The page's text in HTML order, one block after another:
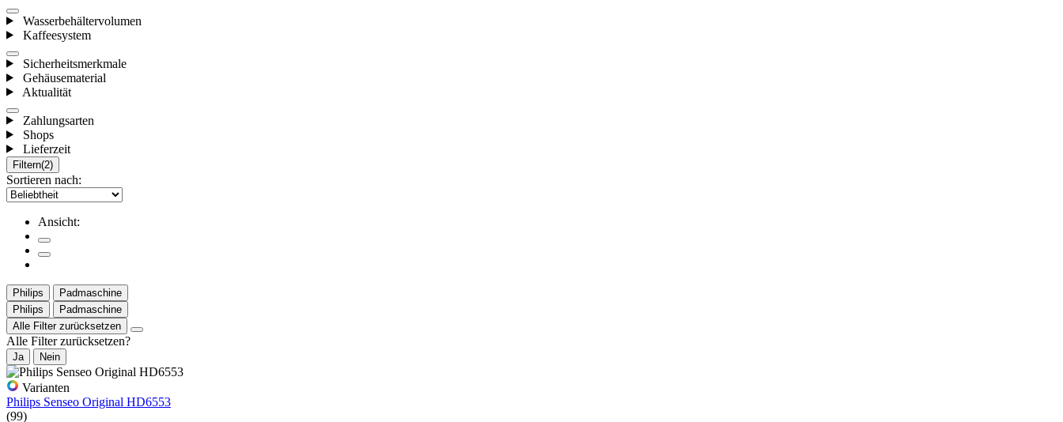
Wasserbehältervolumen
Kaffeesystem
Sicherheitsmerkmale
Gehäusematerial
Aktualität
Zahlungsarten
Shops
Lieferzeit
Filtern(2)
Sortieren nach:
Ansicht:
Philips
Padmaschine
Philips
Padmaschine
Alle Filter zurücksetzen
Alle Filter zurücksetzen?
Ja Nein
Varianten
Philips Senseo Original HD6553
(99)